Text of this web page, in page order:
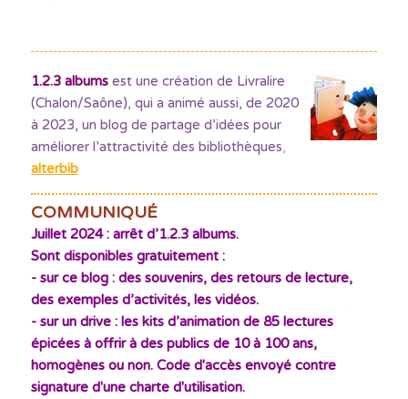
1.2.3 albumsest une création de Livralire
(Chalon/Saône), qui a animé aussi, de 2020
à 2023, un blog de partage d’idées pour
améliorer l’attractivité des bibliothèques,
alterbib
COMMUNIQUÉ
Juillet 2024 : arrêt d’1.2.3 albums.
Sont disponibles gratuitement :
- sur ce blog : des souvenirs, des retours de lecture,
des exemples d’activités, les vidéos.
- sur un drive : les kits d’animation de 85 lectures
épicées à offrir à des publics de 10 à 100 ans,
homogènes ou non. Code d'accès envoyé contre
signature d'une charte d'utilisation.